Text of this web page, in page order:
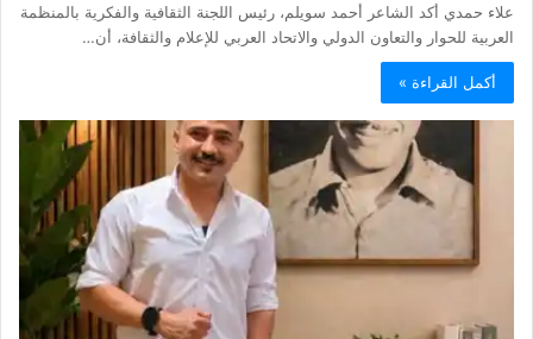
علاء حمدي أكد الشاعر أحمد سويلم، رئيس اللجنة الثقافية والفكرية بالمنظمة
العربية للحوار والتعاون الدولي والاتحاد العربي للإعلام والثقافة، أن…
أكمل القراءة »